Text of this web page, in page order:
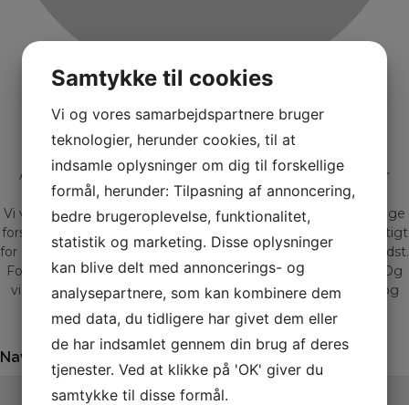
Bliv kontaktet af Gadeberg
Hos Gadeberg Auto får du mere end 20 års erfaring og
rådgivning, samt møder Jacob og Peter
At handle med biler, er for os mere end blot et job – det er
nærmere en livsstil.
Vi ved gennem mange års erfaring at der findes lige så mange
forskellige mennesker som der findes biler. Derfor er det vigtigt
for os at du får den bil der matcher dig og dine behov allerbedst.
For os er en bilhandel meget mere end blot kroner og øre. Og
vi sætter en ære i at give professionel vejledning, tryghed og
livskvalitet.
Navn
Samtykke til cookies
Vi og vores samarbejdspartnere bruger
teknologier, herunder cookies, til at
indsamle oplysninger om dig til forskellige
formål, herunder: Tilpasning af annoncering,
bedre brugeroplevelse, funktionalitet,
statistik og marketing. Disse oplysninger
kan blive delt med annoncerings- og
analysepartnere, som kan kombinere dem
med data, du tidligere har givet dem eller
de har indsamlet gennem din brug af deres
tjenester. Ved at klikke på 'OK' giver du
samtykke til disse formål.